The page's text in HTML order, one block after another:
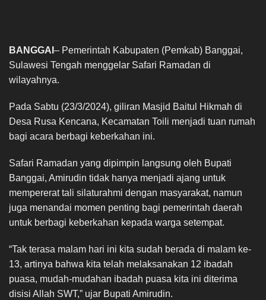
BANGGAI – Pemerintah Kabupaten (Pemkab) Banggai,
Sulawesi Tengah menggelar Safari Ramadan di
wilayahnya.
Pada Sabtu (23/3/2024), giliran Masjid Baitul Hikmah di
Desa Rusa Kencana, Kecamatan Toili menjadi tuan rumah
bagi acara berbagi keberkahan ini.
Safari Ramadan yang dipimpin langsung oleh Bupati
Banggai, Amirudin tidak hanya menjadi ajang untuk
mempererat tali silaturahmi dengan masyarakat, namun
juga menandai momen penting bagi pemerintah daerah
untuk berbagi keberkahan kepada warga setempat.
“Tak terasa malam hari ini kita sudah berada di malam ke-
13, artinya bahwa kita telah melaksanakan 12 ibadah
puasa, mudah-mudahan ibadah puasa kita ini diterima
disisi Allah SWT,” ujar Bupati Amirudin.